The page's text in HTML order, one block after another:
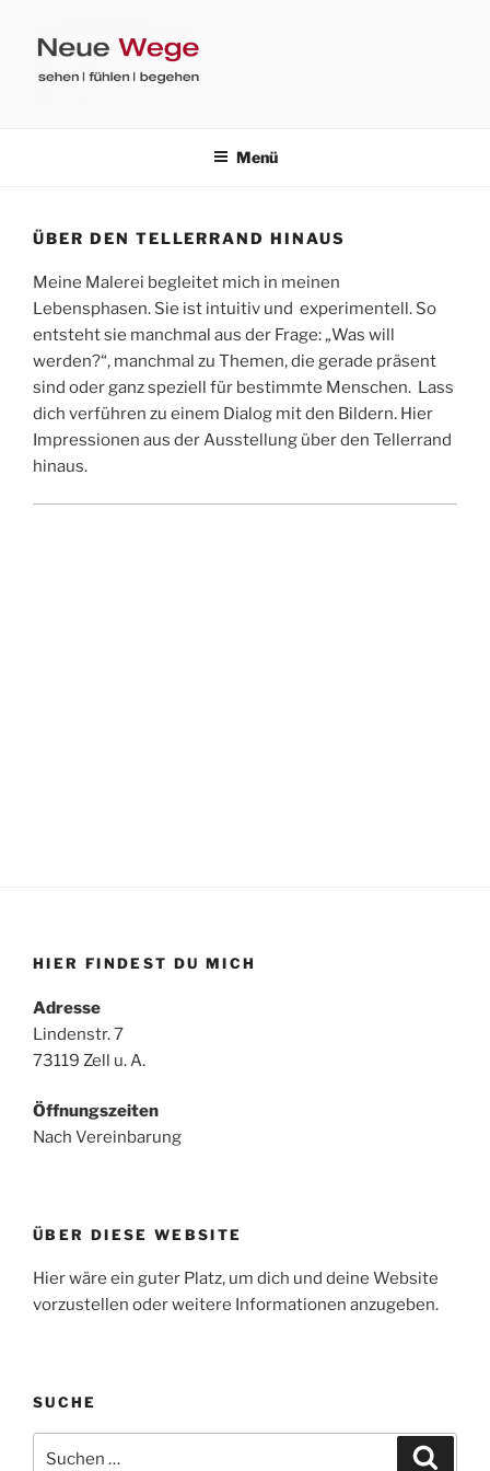
Inhalt
Menü
ÜBER DEN TELLERRAND HINAUS
Meine Malerei begleitet mich in meinen
Lebensphasen. Sie ist intuitiv und experimentell. So
entsteht sie manchmal aus der Frage: „Was will
werden?“, manchmal zu Themen, die gerade präsent
sind oder ganz speziell für bestimmte Menschen. Lass
dich verführen zu einem Dialog mit den Bildern. Hier
Impressionen aus der Ausstellung über den Tellerrand
hinaus.
HIER FINDEST DU MICH
Adresse
Lindenstr. 7
73119 Zell u. A.
Öffnungszeiten
Nach Vereinbarung
ÜBER DIESE WEBSITE
Hier wäre ein guter Platz, um dich und deine Website
vorzustellen oder weitere Informationen anzugeben.
SUCHE